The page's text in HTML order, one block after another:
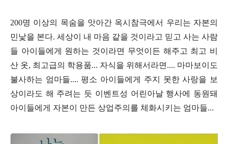
200명 이상의 목숨을 앗아간 옥시참극에서 우리는 자본의
민낯을 본다. 세상이 내 마음 같을 것이라고 믿고 사는 사람
들 아이들에게 원하는 것이라면 무엇이든 해주고 최고 비
산 옷, 최고급의 학용품... 자식을 위해서라면 .... 마마보이도
불사하는 엄마들....평소 아이들에게 주지 못한 사랑을 보
상이라도 해 주려는 듯 이벤트성 어린아날 행사에 동원돼
아이들에게 자본이 만든 상업주의를 체화시키는 엄마들...